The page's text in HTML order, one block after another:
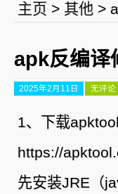
主页 > 其他 >
apk反编译
2025年2月11日
apk
反
译
修
重
无评论
1、下载
https://
先安装JRE（